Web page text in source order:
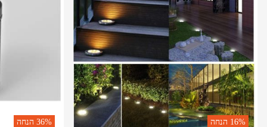
16% הנחה 36% הנחה